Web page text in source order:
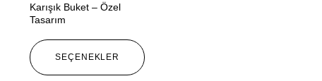
Karışık Buket – Özel
Tasarım
SEÇENEKLER